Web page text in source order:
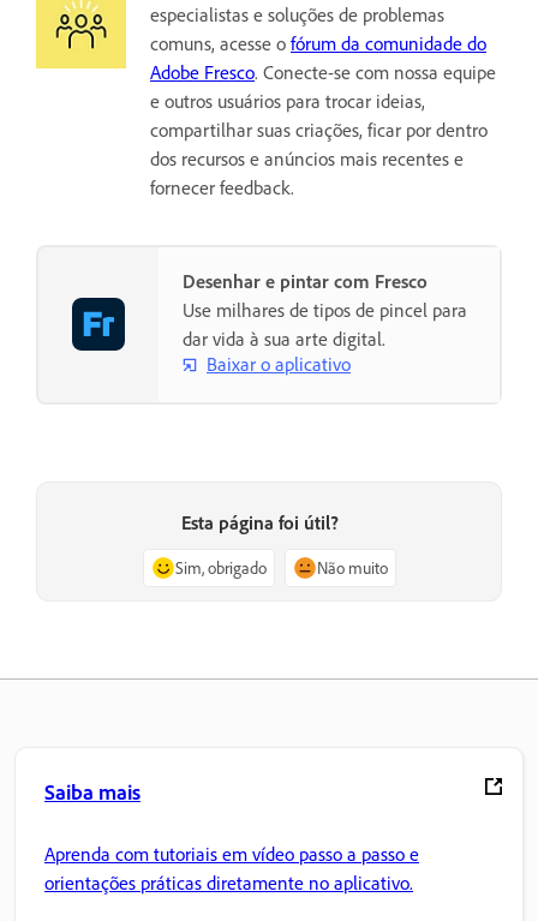
especialistas e soluções de problemas
comuns, acesse o fórum da comunidade do
Adobe Fresco. Conecte-se com nossa equipe
e outros usuários para trocar ideias,
compartilhar suas criações, ficar por dentro
dos recursos e anúncios mais recentes e
fornecer feedback.
Desenhar e pintar com Fresco
Use milhares de tipos de pincel para
dar vida à sua arte digital.
Baixar o aplicativo
Esta página foi útil?
Sim, obrigado Não muito
Saiba mais
Aprenda com tutoriais em vídeo passo a passo e
orientações práticas diretamente no aplicativo.